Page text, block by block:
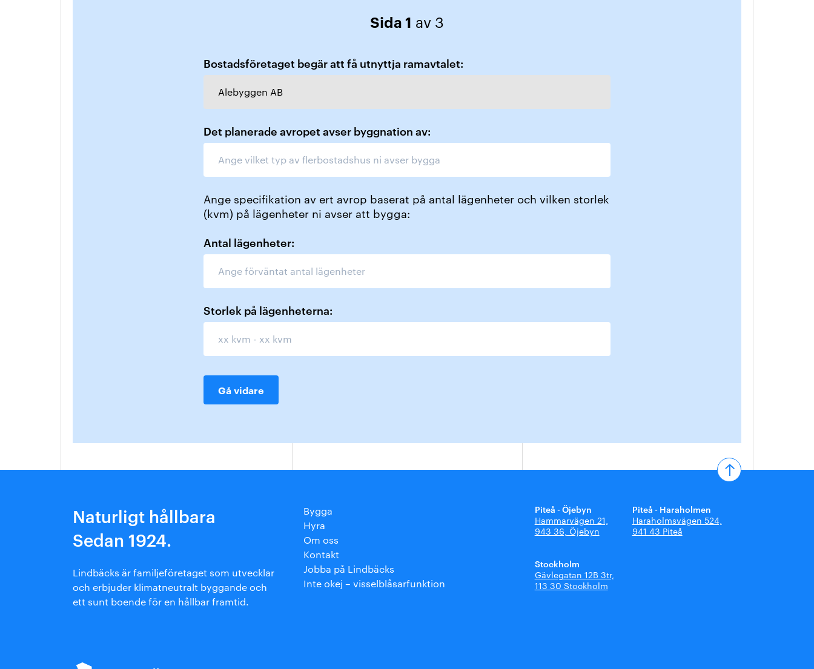
Sida 1 av 3
Bostadsföretaget begär att få utnyttja ramavtalet:
Alebyggen AB
Det planerade avropet avser byggnation av:
Ange specifikation av ert avrop baserat på antal lägenheter och vilken storlek
(kvm) på lägenheter ni avser att bygga:
Antal lägenheter:
Storlek på lägenheterna:
Gå vidare
Naturligt hållbara
Sedan 1924.
Lindbäcks är familjeföretaget som utvecklar
och erbjuder klimatneutralt byggande och
ett sunt boende för en hållbar framtid.
Bygga
Hyra
Om oss
Kontakt
Jobba på Lindbäcks
Inte okej – visselblåsarfunktion
Piteå - Öjebyn
Hammarvägen 21,
943 36, Öjebyn
Piteå - Haraholmen
Haraholmsvägen 524,
941 43 Piteå
Stockholm
Gävlegatan 12B 3tr,
113 30 Stockholm